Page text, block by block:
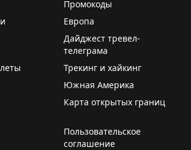
– подпишись:Telegram
агентства воздушного
процедуры принятия
– подпишись:
Промокоды
Европа
Дайджест тревел-
телеграма
Трекинг и хайкинг
Южная Америка
Карта открытых границ
Пользовательское
соглашение